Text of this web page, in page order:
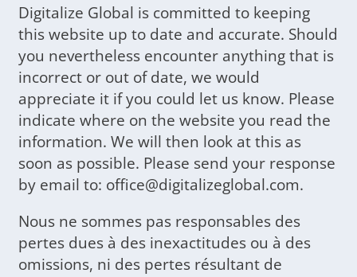
Digitalize Global is committed to keeping
this website up to date and accurate. Should
you nevertheless encounter anything that is
incorrect or out of date, we would
appreciate it if you could let us know. Please
indicate where on the website you read the
information. We will then look at this as
soon as possible. Please send your response
by email to: office@digitalizeglobal.com.
Nous ne sommes pas responsables des
pertes dues à des inexactitudes ou à des
omissions, ni des pertes résultant de